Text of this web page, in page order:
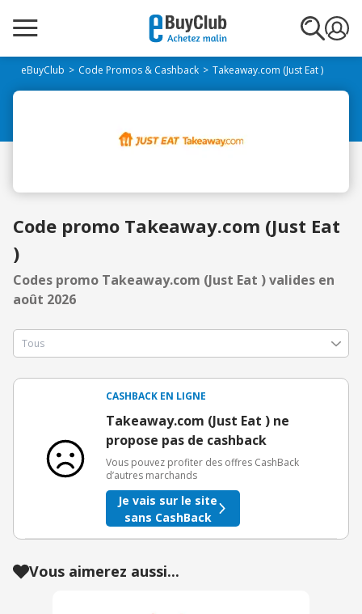
eBuyClub Code Promos & Cashback Takeaway.com (Just Eat )
Code promo Takeaway.com (Just Eat
)
Codes promo Takeaway.com (Just Eat ) valides en
août 2026
CASHBACK EN LIGNE
Takeaway.com (Just Eat ) ne
propose pas de cashback
Vous pouvez profiter des offres CashBack
d’autres marchands
Je vais sur le site
sans CashBack
Vous aimerez aussi...